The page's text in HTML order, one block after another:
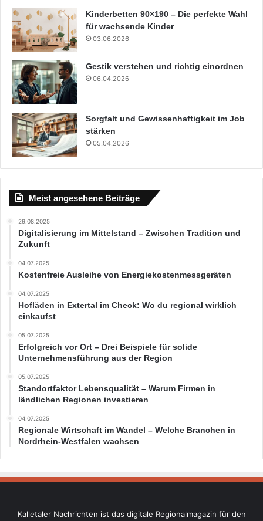
Kinderbetten 90×190 – Die perfekte Wahl
für wachsende Kinder
03.06.2026
Gestik verstehen und richtig einordnen
06.04.2026
Sorgfalt und Gewissenhaftigkeit im Job
stärken
05.04.2026
Meist angesehene Beiträge
29.08.2025
Digitalisierung im Mittelstand – Zwischen Tradition und
Zukunft
04.07.2025
Kostenfreie Ausleihe von Energiekostenmessgeräten
04.07.2025
Hofläden in Extertal im Check: Wo du regional wirklich
einkaufst
05.07.2025
Erfolgreich vor Ort – Drei Beispiele für solide
Unternehmensführung aus der Region
05.07.2025
Standortfaktor Lebensqualität – Warum Firmen in
ländlichen Regionen investieren
04.07.2025
Regionale Wirtschaft im Wandel – Welche Branchen in
Nordrhein-Westfalen wachsen
Kalletaler Nachrichten ist das digitale Regionalmagazin für den